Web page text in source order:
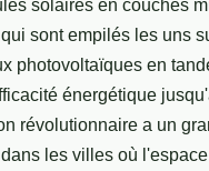
solaires en couches
sont empilés les uns
photovoltaïques en
énergétique
révolutionnaire a un
les villes où